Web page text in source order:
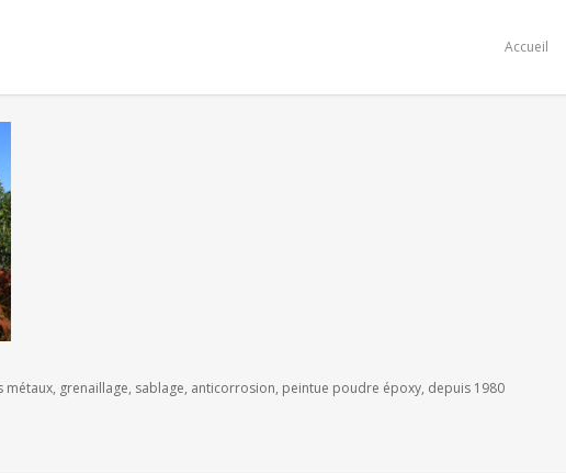
Accueil
grenaillage, sablage, anticorrosion, peintue poudre époxy, depuis 1980